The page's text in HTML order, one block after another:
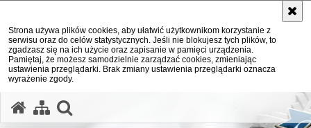
Strona używa plików cookies, aby ułatwić użytkownikom korzystanie z
serwisu oraz do celów statystycznych. Jeśli nie blokujesz tych plików, to
zgadzasz się na ich użycie oraz zapisanie w pamięci urządzenia.
Pamiętaj, że możesz samodzielnie zarządzać cookies, zmieniając
ustawienia przeglądarki. Brak zmiany ustawienia przeglądarki oznacza
wyrażenie zgody.